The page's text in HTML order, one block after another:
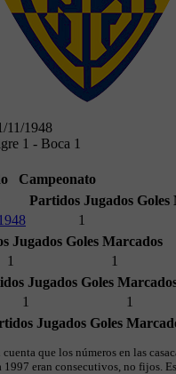
11/1948
1 - Boca 1
Campeonato
Partidos Jugados Goles
1
Jugados Goles Marcados
1
1
Jugados Goles
1
1
Jugados Goles
que los números en las
1997 eran consecutivos, no fijos.